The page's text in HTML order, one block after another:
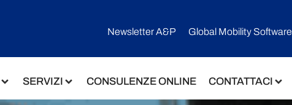
Newsletter A&P Global Mobility Software​
SERVIZI CONSULENZE ONLINE CONTATTACI